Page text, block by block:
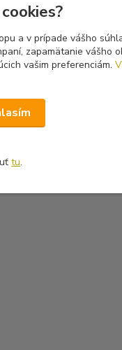
a v prípade vášho
zapamätanie vášho
vašim preferenciám.
tu.